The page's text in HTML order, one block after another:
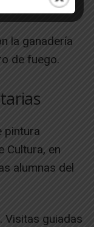
la ganadería
de fuego.
pintura
Cultura, en
alumnas del
. Visitas guiadas